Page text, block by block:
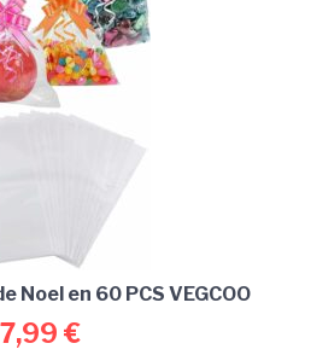
Noel en 60 PCS VEGCOO
7,99 €